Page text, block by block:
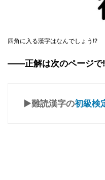
四角に入る漢字はなんでしょう!?
――正解は次のページで!
▶難読漢字の初級検